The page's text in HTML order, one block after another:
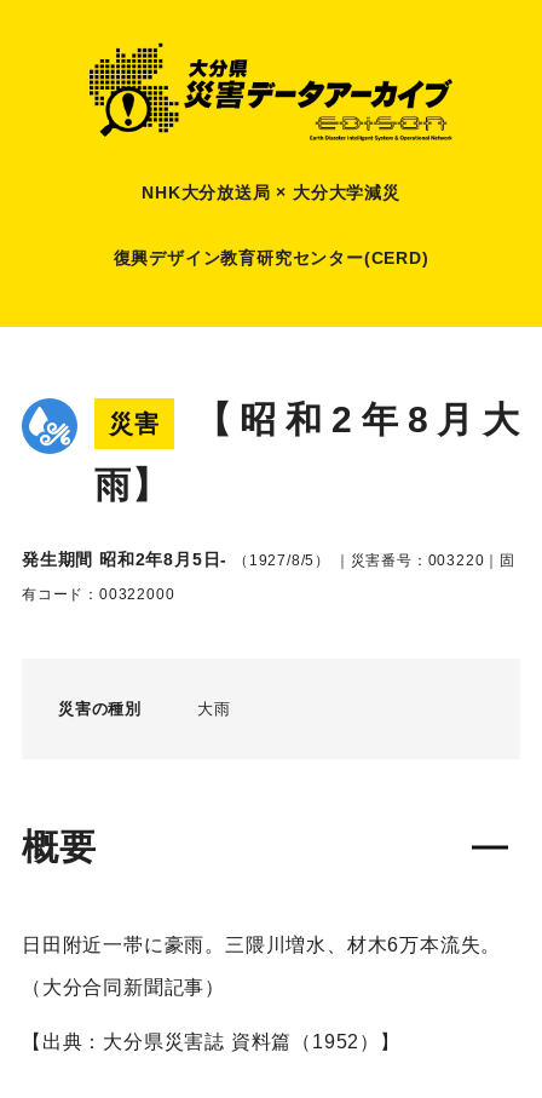
NHK大分放送局 × 大分大学減災
復興デザイン教育研究センター(CERD)
災害
【昭和2年8月大
雨】
発生期間 昭和2年8月5日- （1927/8/5）
｜災害番号：003220｜固
有コード：00322000
災害の種別 大雨
概要
日田附近一帯に豪雨。三隈川増水、材木6万本流失。
（大分合同新聞記事）
【出典：大分県災害誌 資料篇（1952）】